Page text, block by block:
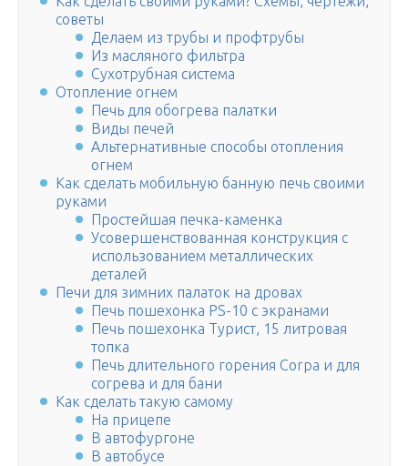
советы
Делаем из трубы и профтрубы
Из масляного фильтра
Сухотрубная система
Отопление огнем
Печь для обогрева палатки
Виды печей
Альтернативные способы отопления
огнем
Как сделать мобильную банную печь своими
руками
Простейшая печка-каменка
Усовершенствованная конструкция с
использованием металлических
деталей
Печи для зимних палаток на дровах
Печь пошехонка PS-10 с экранами
Печь пошехонка Турист, 15 литровая
топка
Печь длительного горения Corpa и для
согрева и для бани
Как сделать такую самому
На прицепе
В автофургоне
В автобусе